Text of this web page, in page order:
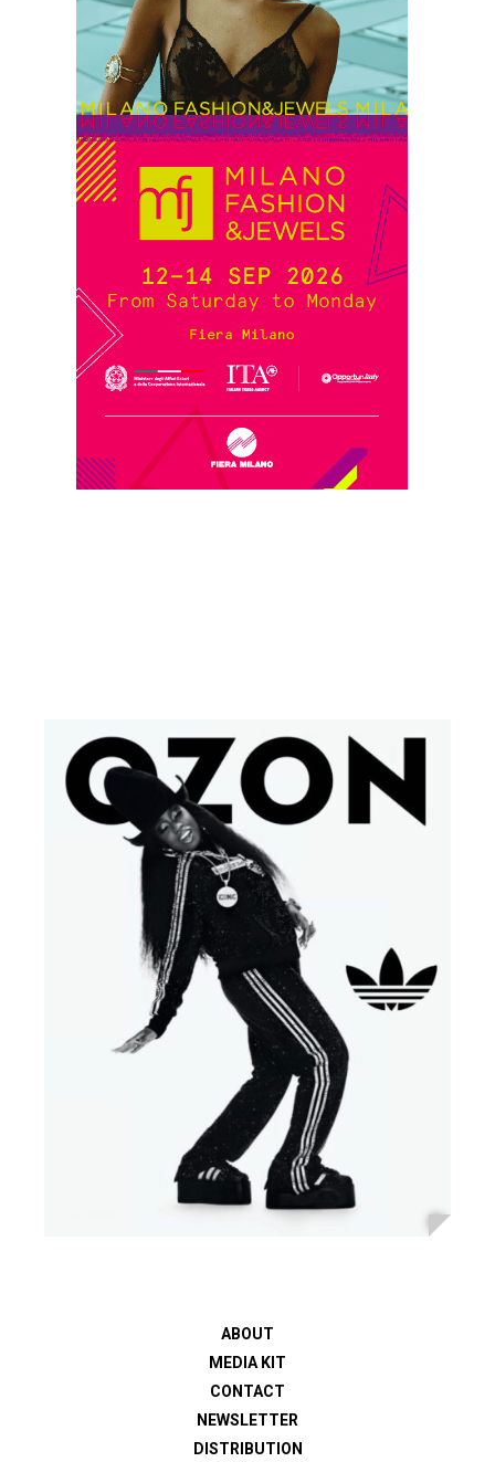
ABOUT
MEDIA KIT
CONTACT
NEWSLETTER
DISTRIBUTION